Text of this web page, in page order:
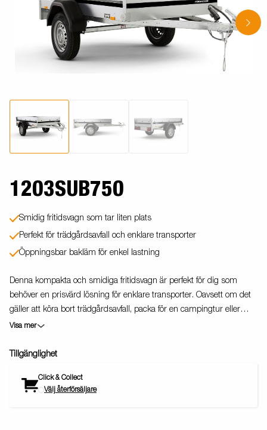
1203SUB750
Smidig fritidsvagn som tar liten plats
Perfekt för trädgårdsavfall och enklare transporter
Öppningsbar bakläm för enkel lastning
Denna kompakta och smidiga fritidsvagn är perfekt för dig som
behöver en prisvärd lösning för enklare transporter. Oavsett om det
gäller att köra bort trädgårdsavfall, packa för en campingtur eller
frakta lättare gods, är vagnen lätt att hantera och tar minimalt med
vägen, och den öppningsbara baklämmen gör lastning och lossning
Visa mer
Tillgänglighet
Click & Collect
Välj återförsäljare